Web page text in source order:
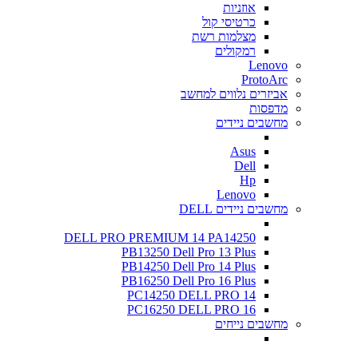
אוזניות
כרטיסי קול
מצלמות רשת
רמקולים
Lenovo
ProtoArc
אביזרים נלווים למחשב
מדפסות
מחשבים ניידים
Asus
Dell
Hp
Lenovo
מחשבים ניידים DELL
DELL PRO PREMIUM 14 PA14250
PB13250 Dell Pro 13 Plus
PB14250 Dell Pro 14 Plus
PB16250 Dell Pro 16 Plus
PC14250 DELL PRO 14
PC16250 DELL PRO 16
מחשבים נייחים